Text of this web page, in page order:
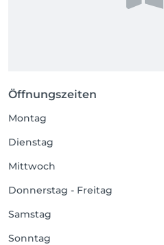
Öffnungszeiten
Montag
Dienstag
Mittwoch
Donnerstag - Freitag
Samstag
Sonntag